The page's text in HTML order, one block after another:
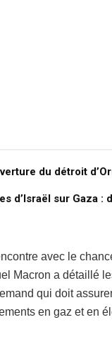
du détroit
d’Israël sur Gaza :
avec le
Macron a détaillé
qui doit
en gaz et en